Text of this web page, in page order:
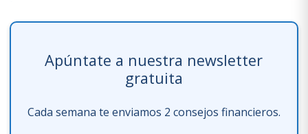
Apúntate a nuestra newsletter
gratuita
Cada semana te enviamos 2 consejos financieros.